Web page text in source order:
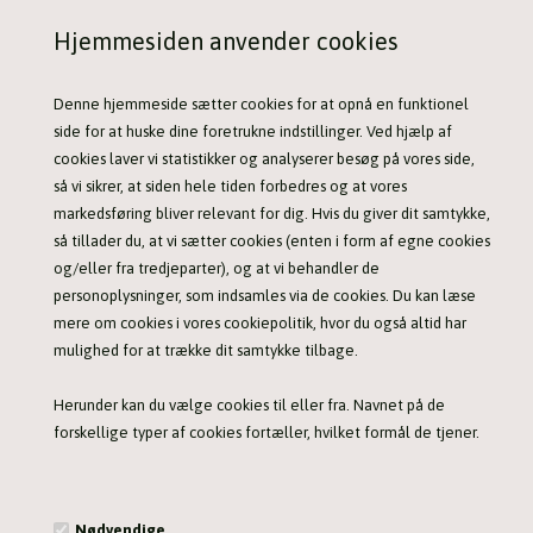
Hjemmesiden anvender cookies
Denne hjemmeside sætter cookies for at opnå en funktionel
side for at huske dine foretrukne indstillinger. Ved hjælp af
cookies laver vi statistikker og analyserer besøg på vores side,
så vi sikrer, at siden hele tiden forbedres og at vores
markedsføring bliver relevant for dig. Hvis du giver dit samtykke,
så tillader du, at vi sætter cookies (enten i form af egne cookies
og/eller fra tredjeparter), og at vi behandler de
personoplysninger, som indsamles via de cookies. Du kan læse
mere om cookies i vores cookiepolitik, hvor du også altid har
mulighed for at trække dit samtykke tilbage.
Herunder kan du vælge cookies til eller fra. Navnet på de
forskellige typer af cookies fortæller, hvilket formål de tjener.
Blød Hoodie til damer fra Non-Stop Dogwear
849,00599,00 DKK
TILBUD
Super lækker T-shirt til mænd fra Non-Stop Dogwear
TILBUD